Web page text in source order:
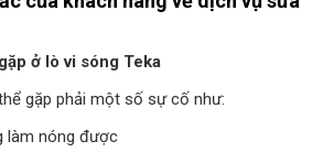
ở lò vi sóng Teka
gặp phải một số sự cố như:
làm nóng được